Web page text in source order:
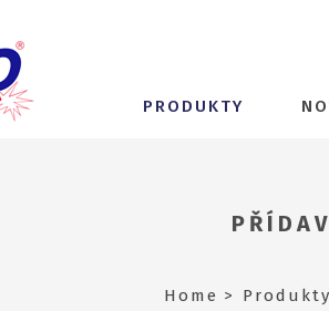
PRODUKTY
Home Produkty